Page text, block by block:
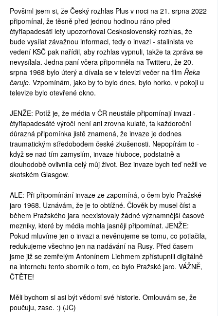
Povšiml jsem si, že Český rozhlas Plus v noci na 21. srpna 2022
připomínal, že těsně před jednou hodinou ráno před
čtyřiapadesáti lety upozorňoval Československý rozhlas, že
bude vysílat závažnou informaci, tedy o invazi - stalinista ve
vedení KSČ pak nařídil, aby rozhlas vypnuli, takže ta zpráva se
nevysílala. Jedna paní včera připomněla na Twitteru, že 20.
srpna 1968 bylo úterý a dívala se v televizi večer na film Řeka
čaruje. Vzpomínám, jako by to bylo dnes, bylo horko, v pokoji u
televize bylo otevřené okno.
JENŽE: Potíž je, že média v ČR neustále připomínají invazi -
čtyřiapadesáté výročí není ani zrovna kulaté, ta každoroční
důrazná připomínka jistě znamená, že invaze je dodnes
traumatickým středobodem české zkušenosti. Nepopírám to -
když se nad tím zamyslím, invaze hluboce, podstatně a
dlouhodobě ovlivnila celý můj život. Bez invaze bych teď nežil ve
skotském Glasgow.
ALE: Při připomínání invaze ze zapomíná, o čem bylo Pražské
jaro 1968. Uznávám, že je to obtížné. Člověk by musel číst a
během Pražského jara neexistovaly žádné významnější časové
mezniky, které by média mohla jasněji připomínat. JENŽE:
Pokud mluvíme jen o invazi a nevěnujeme se tomu, co potlačila,
redukujeme všechno jen na nadávání na Rusy. Před časem
jsme již se zemřelým Antonínem Liehmem zpřístupnili digitálně
na internetu tento sborník o tom, co bylo Pražské jaro. VÁŽNĚ,
ČTĚTE!
Měli bychom si asi být vědomi své historie. Omlouvám se, že
poučuju, zase. :) (JČ)